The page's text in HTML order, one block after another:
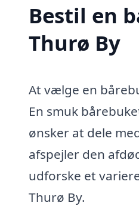
Bestil en
Thurø By
At vælge en
En smuk
ønsker at dele
afspejler den
udforske et
Thurø By.